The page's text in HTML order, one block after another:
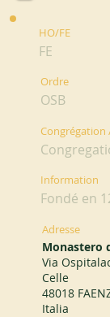
HO/FE
FE
Ordre
OSB
Congrégation
Information
Fondé en
Adresse
Monastero
Via
Celle
48018
Italia